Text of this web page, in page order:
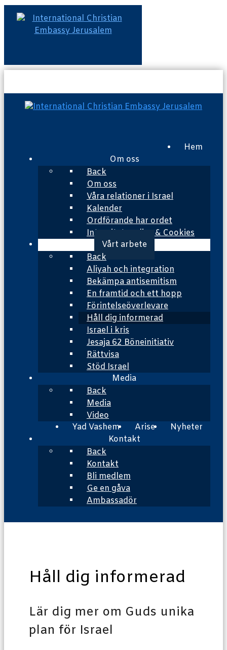
Hem
Om oss
Back
Om oss
Våra relationer i Israel
Kalender
Ordförande har ordet
Integritetspolicy & Cookies
Vårt arbete
Back
Aliyah och integration
Bekämpa antisemitism
En framtid och ett hopp
Förintelseöverlevare
Håll dig informerad
Israel i kris
Jesaja 62 Böneinitiativ
Rättvisa
Stöd Israel
Media
Back
Media
Video
Yad Vashem
Arise
Nyheter
Kontakt
Back
Kontakt
Bli medlem
Ge en gåva
Ambassadör
Håll dig informerad
Lär dig mer om Guds unika
plan för Israel